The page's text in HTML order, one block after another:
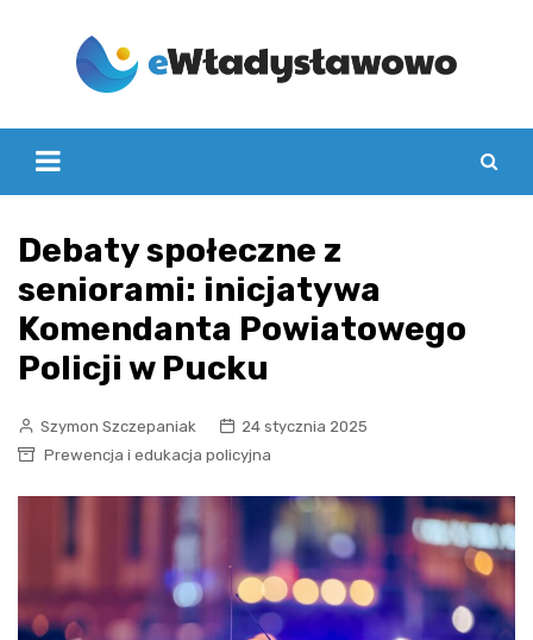
Debaty społeczne z
seniorami: inicjatywa
Komendanta Powiatowego
Policji w Pucku
Szymon Szczepaniak
24 stycznia 2025
Prewencja i edukacja policyjna